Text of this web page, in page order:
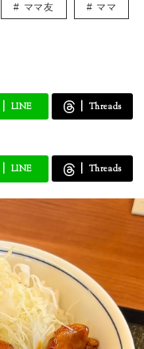
ママ友 ママ
LINE Threads
LINE Threads